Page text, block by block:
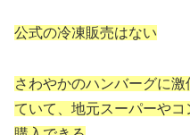
公式の冷凍販売はない
さわやかのハンバーグに
ていて、地元スーパーや